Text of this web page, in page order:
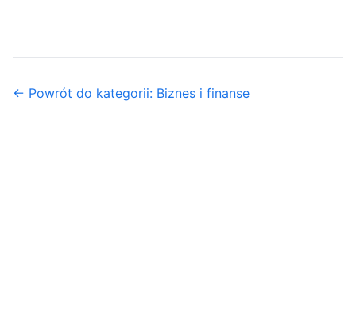
← Powrót do kategorii: Biznes i finanse